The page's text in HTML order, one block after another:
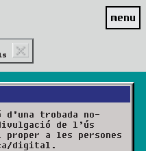
menu
trobada no-
de l’ús
a les persones
digital.